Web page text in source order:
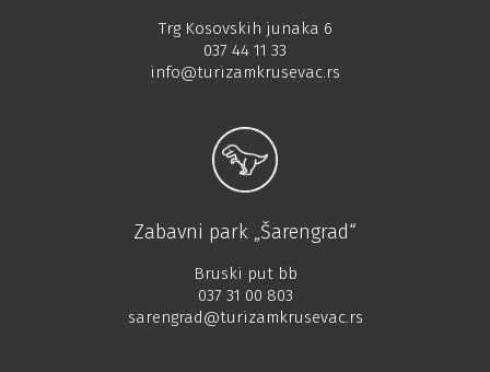
Trg Kosovskih junaka 6
037 44 11 33
info@turizamkrusevac.rs
Zabavni park „Šarengrad“
Bruski put bb
037 31 00 803
sarengrad@turizamkrusevac.rs